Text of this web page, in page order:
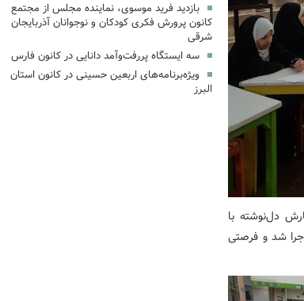
دل‌نوشته با
شد و فرصتی
بازدید فرید موسوی، نماینده مجلس از مجتمع
کانون پرورش فکری کودکان و نوجوانان آذربایجان
شرقی
سه ایستگاه پررفت‌وآمد دانایی در کانون فارس
ویژه‌برنامه‌های اربعین حسینی در کانون استان
البرز